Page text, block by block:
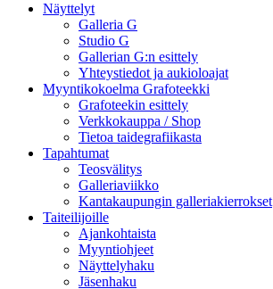
Näyttelyt
Galleria G
Studio G
Gallerian G:n esittely
Yhteystiedot ja aukioloajat
Myyntikokoelma Grafoteekki
Grafoteekin esittely
Verkkokauppa / Shop
Tietoa taidegrafiikasta
Tapahtumat
Teosvälitys
Galleriaviikko
Kantakaupungin galleriakierrokset
Taiteilijoille
Ajankohtaista
Myyntiohjeet
Näyttelyhaku
Jäsenhaku